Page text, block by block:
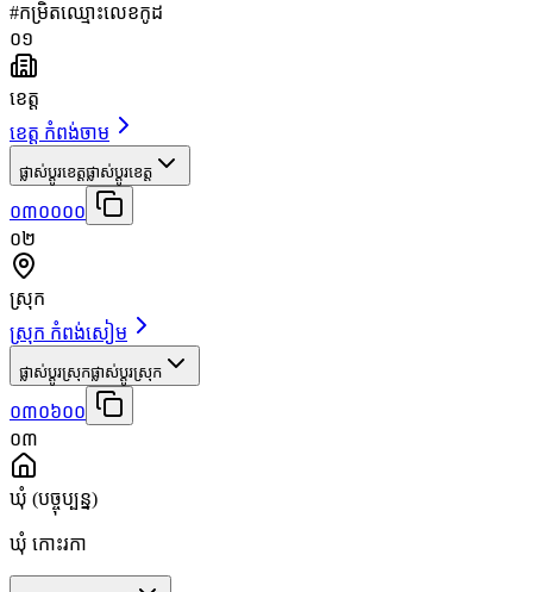
#កម្រិតឈ្មោះលេខកូដ
០១
ខេត្ត
ខេត្ត កំពង់ចាម
ផ្លាស់ប្តូរខេត្តផ្លាស់ប្តូរខេត្ត
០៣០០០០
០២
ស្រុក
ស្រុក កំពង់សៀម
ផ្លាស់ប្តូរស្រុកផ្លាស់ប្តូរស្រុក
០៣០៦០០
០៣
ឃុំ (បច្ចុប្បន្ន)
ឃុំ កោះរកា